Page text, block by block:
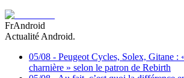
FrAndroid
Actualité Android.
05/08 - Peugeot Cycles, Solex, Gitane :
charnière » selon le patron de Rebirth